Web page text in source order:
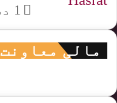
1 دسمبر, 2025
مالی معاونت